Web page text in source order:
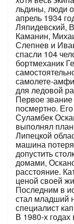
льдины, люди
апрель 1934
Ляпидевский,
Каманин,
Слепнев и
спасли 104
бортмеханик
самолете-
для ледовой
Первое
посмертно.
Суламбек
выполнял
Липецкой
машина
допустить
домами,
расстояние.
ценой своей
Последним в
стал младший
специалист
В 1980-х